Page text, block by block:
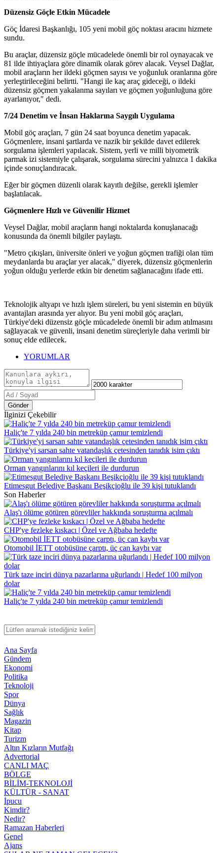
Düzensiz Göçle Etkin Mücadele
Göç İdaresi Başkanlığı, 105 yeni mobil göç noktası aracını hizmete
sundu.
Bu araçlar, düzensiz göçle mücadelede önemli bir rol oynayacak ve
81 ilde ihtiyaçlara göre dinamik olarak görev alacak. Veysel Dağlar,
mobil araçların her ildeki göçmen sayısı ve yoğunluk oranlarına göre
yerleştirileceğini belirtti. "Hangi ile kaç araç gideceği, o ildeki
düzensiz göçmen yakalanma sayıları ve göçmen yoğunluğuna göre
ayarlanıyor," dedi.
7/24 Denetim ve İnsan Haklarına Saygılı Uygulama
Mobil göç araçları, 7 gün 24 saat boyunca denetim yapacak.
Göçmenlere, insani şartlarda ve nazik bir şekilde davet edilerek
sorgulama işlemleri yapılacak. Sistem, yerli ve milli biyometrik
parmak izi sistemiyle çalışarak, sorgulama sürecini yalnızca 1 dakika
içinde sonuçlandıracak.
Eğer bir göçmen düzenli olarak kayıtlı değilse, gerekli işlemler
başlatılacak.
Göçmenlere Hızlı ve Güvenilir Hizmet
Veysel Dağlar, mobil araçların hangi noktalarda konuşlanacağı
konusunda da önemli bilgiler paylaştı.
"Metro çıkışları, üniversite önleri ve yoğun göçmen trafiği olan tüm
meydanlarda bu araçlar yer alacak," diyerek, düzensiz göçmenlerin
yoğun olduğu yerlerde etkin bir denetim sağlanacağını ifade etti.
Teknolojik altyapı ve hızlı işlem süreleri, bu yeni sistemin en büyük
avantajları arasında yer alıyor. Bu yeni mobil göç araçları,
Türkiye'deki düzensiz göçle mücadelede önemli bir adım atılmasını
sağlayacak ve güvenli, insani denetim süreçleriyle daha verimli bir
sonuç elde edilecek.
YORUMLAR
Gönder
İlginizi Çekebilir
Haliç'te 7 yılda 240 bin metreküp çamur temizlendi
Türkiye'yi sarsan sahte vatandaşlık çetesinden tanıdık isim çıktı
Orman yangınlarını kıl keçileri ile durdurun
Etimesgut Belediye Başkanı Beşikçioğlu ile 39 kişi tutuklandı
Son Haberler
Alaş'ı ölüme götüren görevliler hakkında soruşturma açılmalı
CHP'ye fezleke kıskacı | Özel ve Ağbaba hedefte
Otomobil İETT otobüsüne çarptı, üç can kaybı var
Türk taze inciri dünya pazarlarına uğurlandı | Hedef 100 milyon
dolar
Haliç'te 7 yılda 240 bin metreküp çamur temizlendi
Ana Sayfa
Gündem
Ekonomi
Politika
Teknoloji
Spor
Dünya
Sağlık
Magazin
Kitap
Turizm
Altın Kızların Mutfağı
Advertorial
CANLI MAÇ
BÖLGE
BİLİM-TEKNOLOJİ
KÜLTÜR - SANAT
İpucu
Kimdir?
Nedir?
Ramazan Haberleri
Genel
Ajans